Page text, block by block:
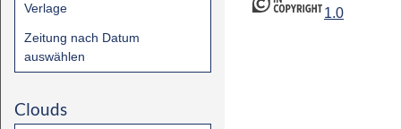
Verlage
Zeitung nach Datum
auswählen
Clouds
1.0